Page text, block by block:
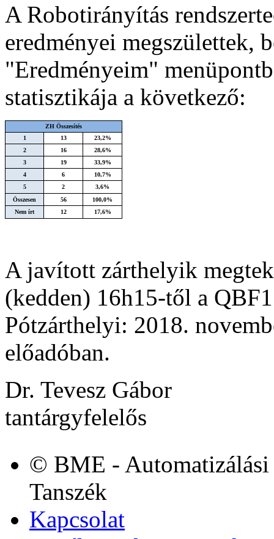
A Robotirányítás
eredményei megszülettek,
"Eredményeim"
statisztikája a következő:
ZH Összesítés
1
13
23,2%
2
16
28,6%
3
19
33,9%
4
6
10,7%
5
2
3,6%
Összesen
56
100,0%
Nem írt
12 17,6%
A javított zárthelyik
(kedden) 16h15-től a
Pótzárthelyi: 2018.
előadóban.
Dr. Tevesz Gábor
tantárgyfelelős
© BME -
Tanszék
Kapcsolat